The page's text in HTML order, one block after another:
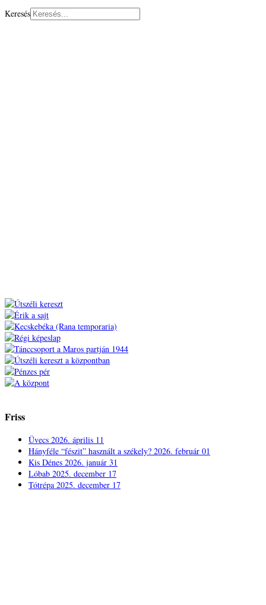
Keresés
Friss
Üvecs 2026. április 11
Hányféle “fészit” használt a székely? 2026. február 01
Kis Dénes 2026. január 31
Lóbab 2025. december 17
Tótrépa 2025. december 17